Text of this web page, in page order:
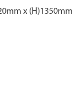
x (H)1350mm